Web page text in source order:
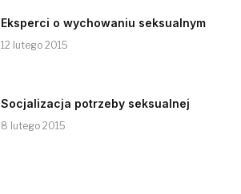
Eksperci o wychowaniu seksualnym
12 lutego 2015
Socjalizacja potrzeby seksualnej
8 lutego 2015